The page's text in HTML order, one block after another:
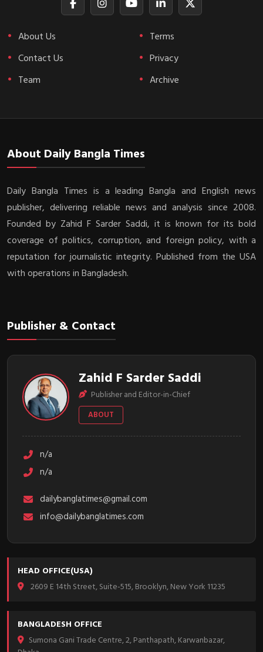
About Us
Contact Us
Team
Terms
Privacy
Archive
About Daily Bangla Times
Daily Bangla Times is a leading Bangla and English news
publisher, delivering reliable news and analysis since 2008.
Founded by Zahid F Sarder Saddi, it is known for its bold
coverage of politics, corruption, and foreign policy, with a
reputation for journalistic integrity. Published from the USA
with operations in Bangladesh.
Publisher & Contact
Zahid F Sarder Saddi
Publisher and Editor-in-Chief
ABOUT
n/a
n/a
dailybanglatimes@gmail.com
info@dailybanglatimes.com
HEAD OFFICE(USA)
2609 E 14th Street, Suite-515, Brooklyn, New York 11235
BANGLADESH OFFICE
Sumona Gani Trade Centre, 2, Panthapath, Karwanbazar,